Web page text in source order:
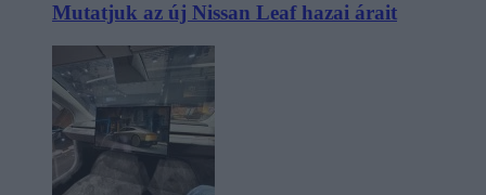
Mutatjuk az új Nissan Leaf hazai árait